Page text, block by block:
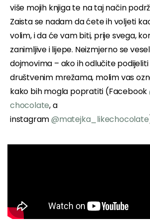
više mojih knjiga te na taj način
Zaista se nadam da ćete ih voljeti
volim, i da će vam biti, prije svega,
zanimljive i lijepe. Neizmjerno se
dojmovima – ako ih odlučite
društvenim mrežama, molim vas
kako bih mogla popratiti (Facebook
chocolate, a
instagram@matejka_likechocolate